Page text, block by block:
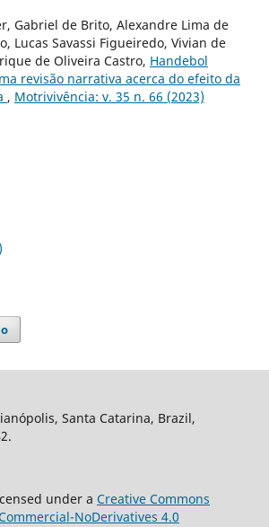
Gabriel de Brito, Alexandre Lima de
Lucas Savassi Figueiredo, Vivian de
de Oliveira Castro, Handebol
revisão narrativa acerca do efeito da
, Motrivivência: v. 35 n. 66 (2023)
Santa Catarina, Brazil,
under a Creative Commons
NoDerivatives 4.0